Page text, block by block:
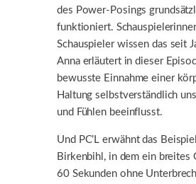
des Power-Posings
funktioniert.
Schauspieler wissen das seit
Anna erläutert in dieser
bewusste Einnahme einer
Haltung selbstverständlich
und Fühlen beeinflusst.
Und PC’L erwähnt das
Birkenbihl, in dem ein breites
60 Sekunden ohne